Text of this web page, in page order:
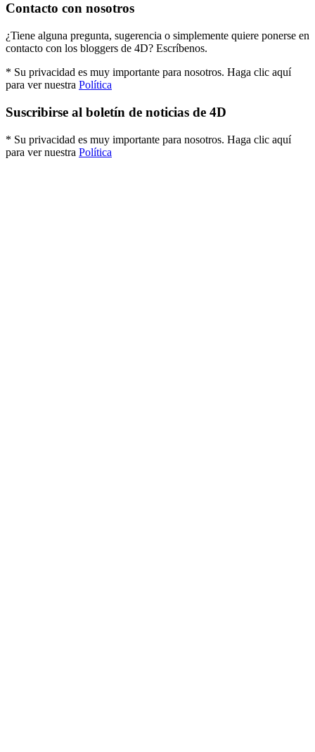
Contacto con nosotros
¿Tiene alguna pregunta, sugerencia o simplemente quiere ponerse en
contacto con los bloggers de 4D? Escríbenos.
* Su privacidad es muy importante para nosotros. Haga clic aquí
para ver nuestra Política
Suscribirse al boletín de noticias de 4D
* Su privacidad es muy importante para nosotros. Haga clic aquí
para ver nuestra Política